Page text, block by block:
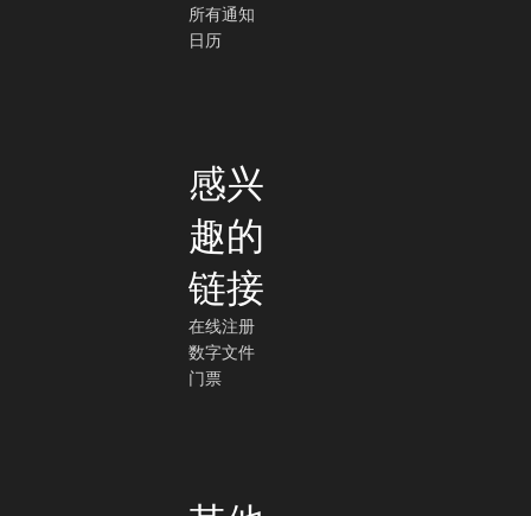
所有通知
日历
感兴
趣的
链接
在线注册
数字文件
门票